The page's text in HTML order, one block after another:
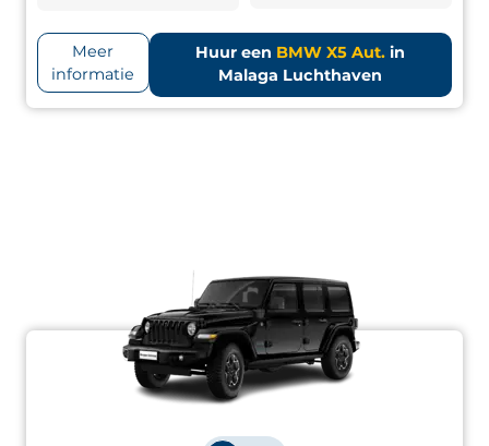
Meer
informatie
Huur een BMW X5 Aut. in
Malaga Luchthaven